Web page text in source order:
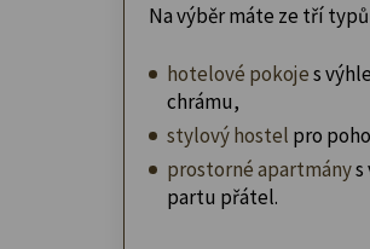
Na výběr máte ze tří
hotelové pokojes
chrámu,
stylový hostel pro
prostorné apartmánys
partu přátel.